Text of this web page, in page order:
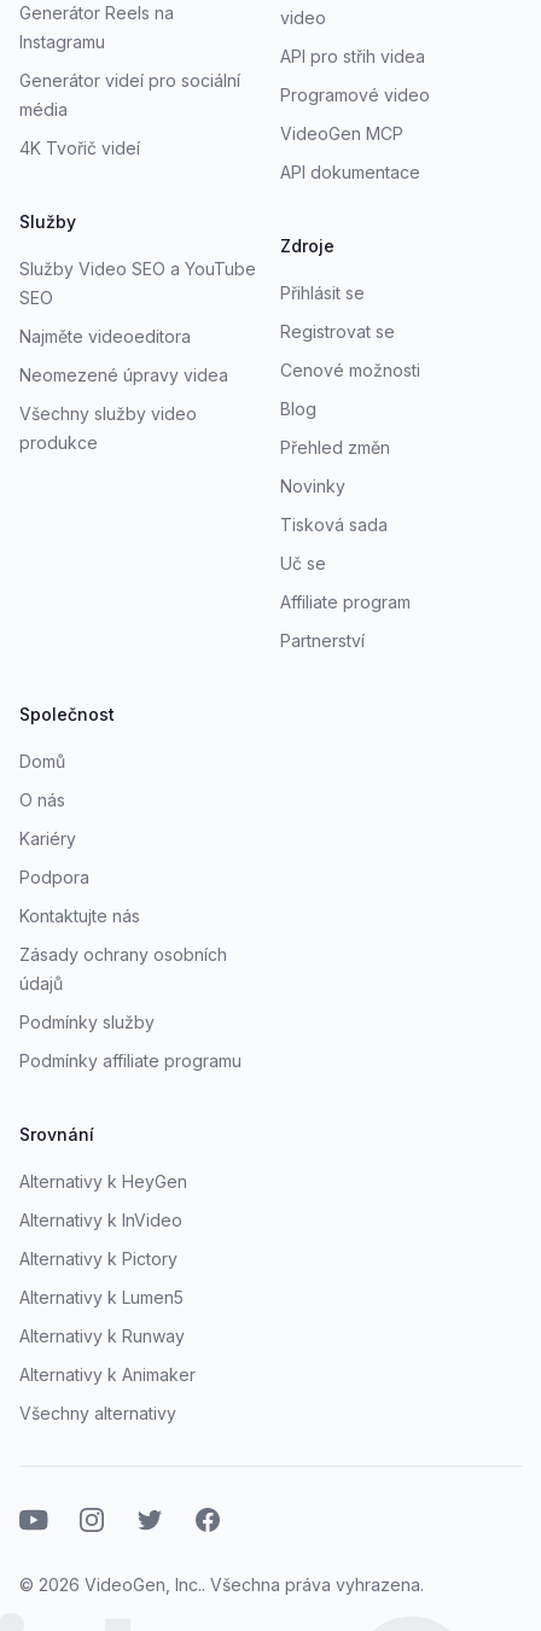
Generátor Reels na
Instagramu
Generátor videí pro sociální
média
4K Tvořič videí
Služby
Služby Video SEO a YouTube
SEO
Najměte videoeditora
Neomezené úpravy videa
Všechny služby video
produkce
video
API pro střih videa
Programové video
VideoGen MCP
API dokumentace
Zdroje
Přihlásit se
Registrovat se
Cenové možnosti
Blog
Přehled změn
Novinky
Tisková sada
Uč se
Affiliate program
Partnerství
Společnost
Domů
O nás
Kariéry
Podpora
Kontaktujte nás
Zásady ochrany osobních
údajů
Podmínky služby
Podmínky affiliate programu
Srovnání
Alternativy k HeyGen
Alternativy k InVideo
Alternativy k Pictory
Alternativy k Lumen5
Alternativy k Runway
Alternativy k Animaker
Všechny alternativy
YoutubeInstagramTwitterFacebook
© 2026 VideoGen, Inc.. Všechna práva vyhrazena.